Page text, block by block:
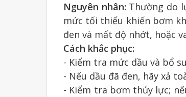
Nguyên nhân: Thường do
mức tối thiểu khiến bơm
đen và mất độ nhớt, hoặc
Cách khắc phục:
- Kiểm tra mức dầu và bổ
- Nếu dầu đã đen, hãy xả
- Kiểm tra bơm thủy lực;